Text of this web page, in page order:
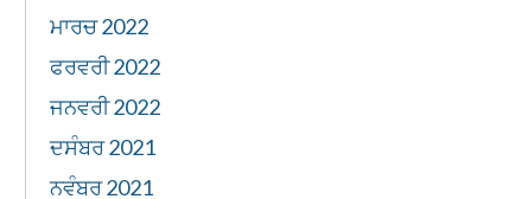
ਮਾਰਚ 2022
ਫਰਵਰੀ 2022
ਜਨਵਰੀ 2022
ਦਸੰਬਰ 2021
ਨਵੰਬਰ 2021